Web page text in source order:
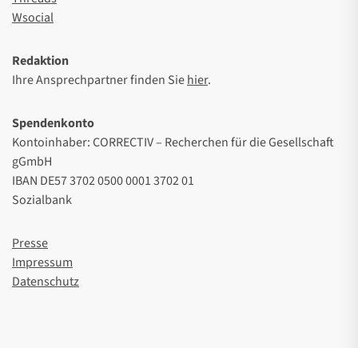
Wsocial
Redaktion
Ihre Ansprechpartner finden Siehier.
Spendenkonto
Kontoinhaber: CORRECTIV – Recherchen für die Gesellschaft
gGmbH
IBAN DE57 3702 0500 0001 3702 01
Sozialbank
Presse
Impressum
Datenschutz